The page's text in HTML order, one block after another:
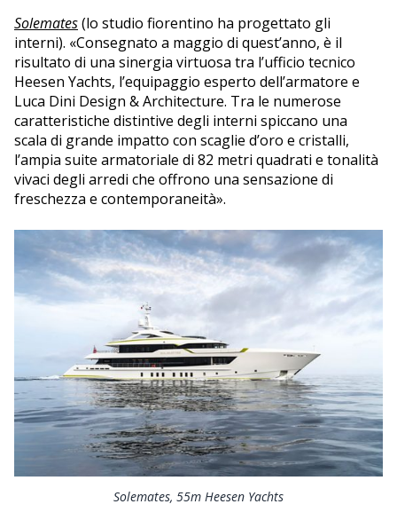
Solemates(lo studio fiorentino ha progettato gli
interni). «Consegnato a maggio di quest’anno, è il
risultato di una sinergia virtuosa tra l’ufficio tecnico
Heesen Yachts, l’equipaggio esperto dell’armatore e
Luca Dini Design & Architecture. Tra le numerose
caratteristiche distintive degli interni spiccano una
scala di grande impatto con scaglie d’oro e cristalli,
l’ampia suite armatoriale di 82 metri quadrati e tonalità
vivaci degli arredi che offrono una sensazione di
freschezza e contemporaneità».
Solemates, 55m Heesen Yachts